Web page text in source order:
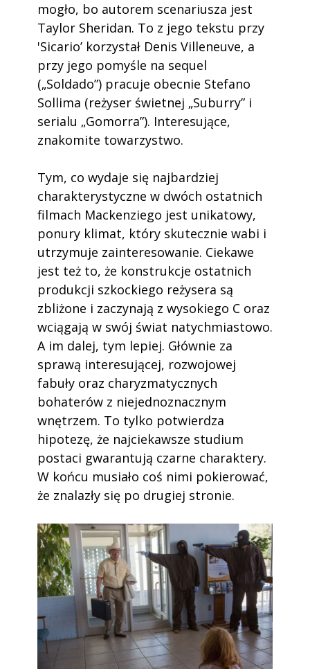
mogło, bo autorem scenariusza jest
Taylor Sheridan. To z jego tekstu przy
'Sicario’ korzystał Denis Villeneuve, a
przy jego pomyśle na sequel
(„Soldado”) pracuje obecnie Stefano
Sollima (reżyser świetnej „Suburry” i
serialu „Gomorra”). Interesujące,
znakomite towarzystwo.
Tym, co wydaje się najbardziej
charakterystyczne w dwóch ostatnich
filmach Mackenziego jest unikatowy,
ponury klimat, który skutecznie wabi i
utrzymuje zainteresowanie. Ciekawe
jest też to, że konstrukcje ostatnich
produkcji szkockiego reżysera są
zbliżone i zaczynają z wysokiego C oraz
wciągają w swój świat natychmiastowo.
A im dalej, tym lepiej. Głównie za
sprawą interesującej, rozwojowej
fabuły oraz charyzmatycznych
bohaterów z niejednoznacznym
wnętrzem. To tylko potwierdza
hipotezę, że najciekawsze studium
postaci gwarantują czarne charaktery.
W końcu musiało coś nimi pokierować,
że znalazły się po drugiej stronie.